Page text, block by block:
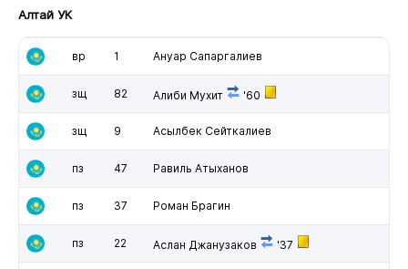
Алтай УК
вр 1 Ануар Сапаргалиев
зщ 82 Алиби Мухит '60
зщ 9 Асылбек Сейткалиев
пз 47 Равиль Атыханов
пз 37 Роман Брагин
пз 22 Аслан Джанузаков '37